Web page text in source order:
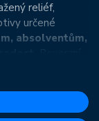
reliéf,
určené
absolventům,
nevyberete,
.Ty mají